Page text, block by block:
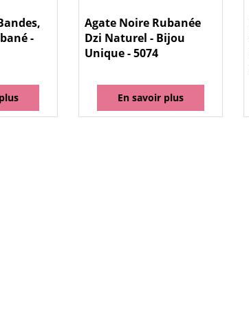
-
Agate Noire Rubanée
Dzi Naturel - Bijou
Unique - 5074
En savoir plus